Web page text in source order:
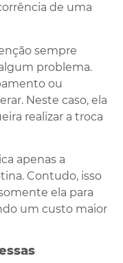
de uma
sempre
problema.
ou
Neste caso, ela
realizar a troca
apenas a
Contudo, isso
ela para
um custo maior